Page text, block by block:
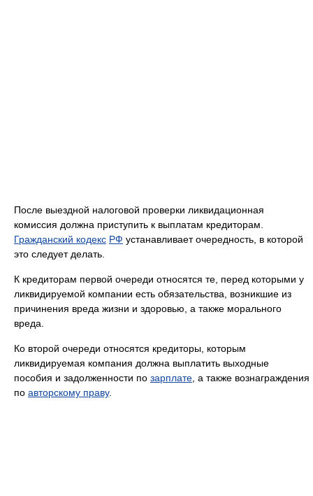
После выездной налоговой проверки ликвидационная
комиссия должна приступить к выплатам кредиторам.
Гражданский кодекс РФ устанавливает очередность, в которой
это следует делать.
К кредиторам первой очереди относятся те, перед которыми у
ликвидируемой компании есть обязательства, возникшие из
причинения вреда жизни и здоровью, а также морального
вреда.
Ко второй очереди относятся кредиторы, которым
ликвидируемая компания должна выплатить выходные
пособия и задолженности по зарплате, а также вознаграждения
по авторскому праву.